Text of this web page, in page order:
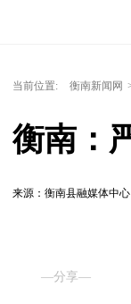
当前位置: 衡南新闻网
衡南：
来源：衡南县融媒体中心
—分享—